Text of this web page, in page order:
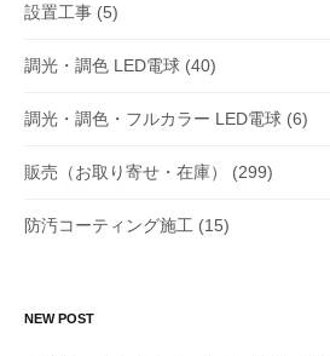
設置工事 (5)
調光・調色 LED電球 (40)
調光・調色・フルカラー LED電球 (6)
販売（お取り寄せ・在庫） (299)
防汚コーティング施工 (15)
NEW POST